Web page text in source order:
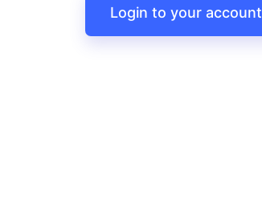
Login to your account